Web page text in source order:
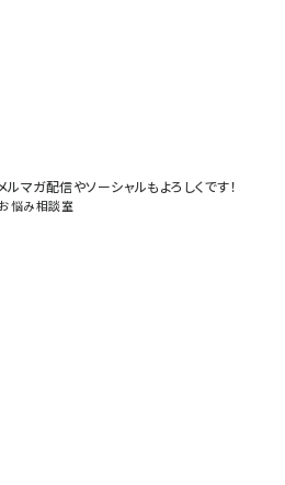
マガ配信やソーシャルもよろしくです！
悩み相談室